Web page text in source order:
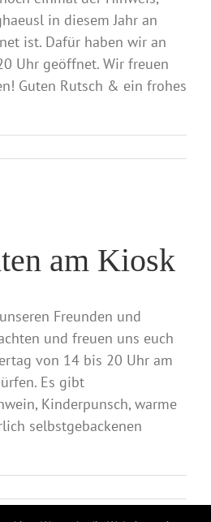
in diesem Jahr an
ist. Dafür haben wir an
Uhr geöffnet. Wir freuen
Guten Rutsch & ein frohes
am Kiosk
Freunden und
und freuen uns euch
von 14 bis 20 Uhr am
Es gibt
Kinderpunsch, warme
selbstgebackenen